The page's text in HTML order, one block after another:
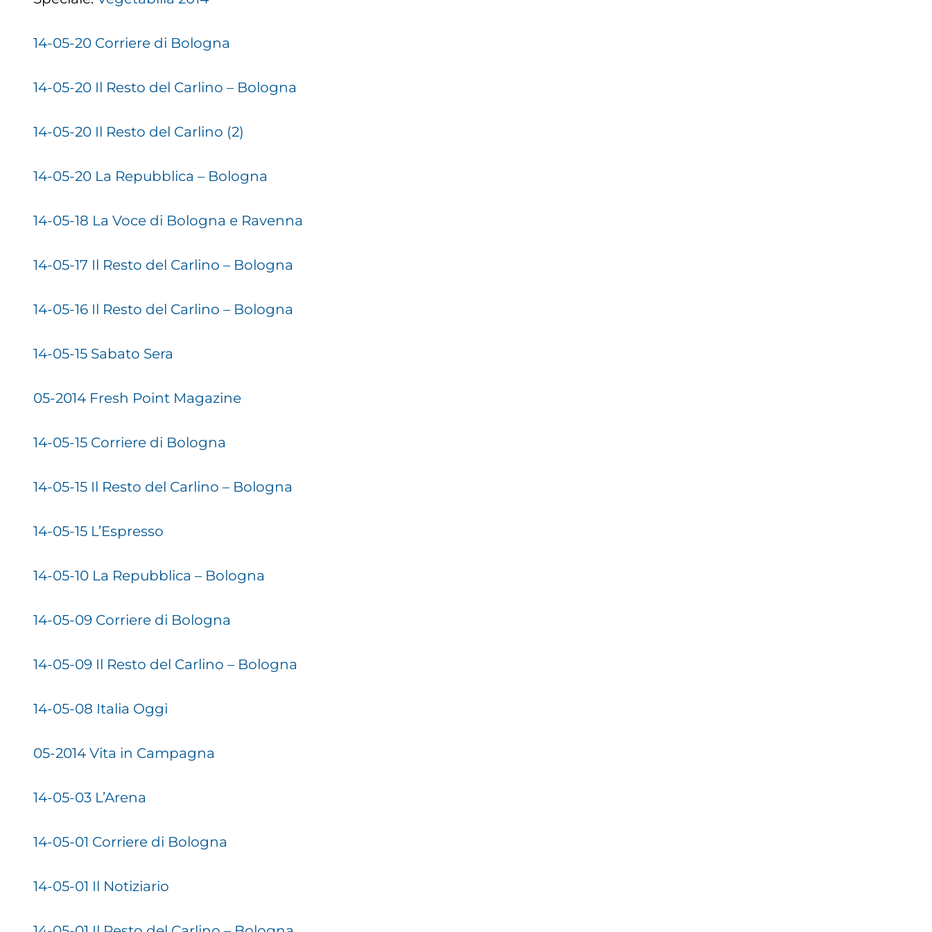
14-05-20 Corriere di Bologna
14-05-20 Il Resto del Carlino – Bologna
14-05-20 Il Resto del Carlino (2)
14-05-20 La Repubblica – Bologna
14-05-18 La Voce di Bologna e Ravenna
14-05-17 Il Resto del Carlino – Bologna
14-05-16 Il Resto del Carlino – Bologna
14-05-15 Sabato Sera
05-2014 Fresh Point Magazine
14-05-15 Corriere di Bologna
14-05-15 Il Resto del Carlino – Bologna
14-05-15 L’Espresso
14-05-10 La Repubblica – Bologna
14-05-09 Corriere di Bologna
14-05-09 Il Resto del Carlino – Bologna
14-05-08 Italia Oggi
05-2014 Vita in Campagna
14-05-03 L’Arena
14-05-01 Corriere di Bologna
14-05-01 Il Notiziario